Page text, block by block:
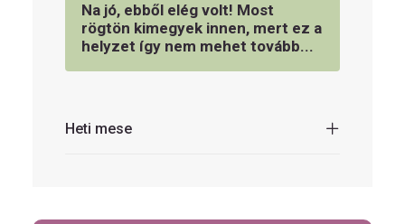
Na jó, ebből elég volt! Most
rögtön kimegyek innen, mert ez a
helyzet így nem mehet tovább...
Heti mese